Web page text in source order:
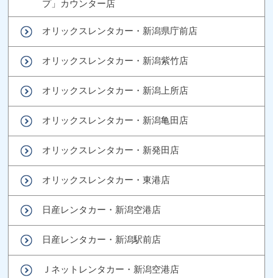
プ」カウンター店
オリックスレンタカー・新潟県庁前店
オリックスレンタカー・新潟紫竹店
オリックスレンタカー・新潟上所店
オリックスレンタカー・新潟亀田店
オリックスレンタカー・新発田店
オリックスレンタカー・東港店
日産レンタカー・新潟空港店
日産レンタカー・新潟駅前店
Ｊネットレンタカー・新潟空港店